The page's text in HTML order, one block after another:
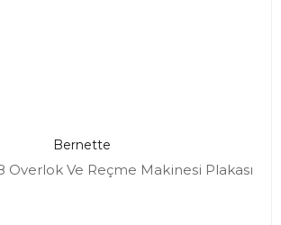
Bernette
Ve Reçme Makinesi Plakası